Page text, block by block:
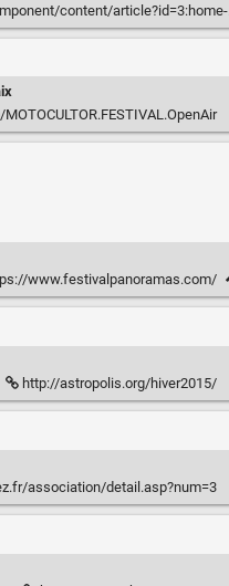
content/article?id=3:home-3
www.festivalpanoramas.com/
http://astropolis.org/hiver2015/
association/detail.asp?num=3